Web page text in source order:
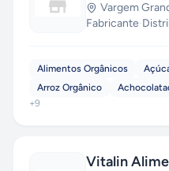
Vargem
Fabricante·
Alimentos Orgânicos
Arroz Orgânico
+9
Vitalin